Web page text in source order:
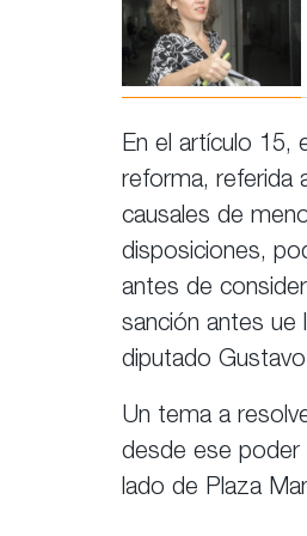
En el artículo 15,
reforma, referida
causales de
disposiciones,
antes de
sanción antes ue
diputado
Un tema a
desde ese poder
lado de Plaza